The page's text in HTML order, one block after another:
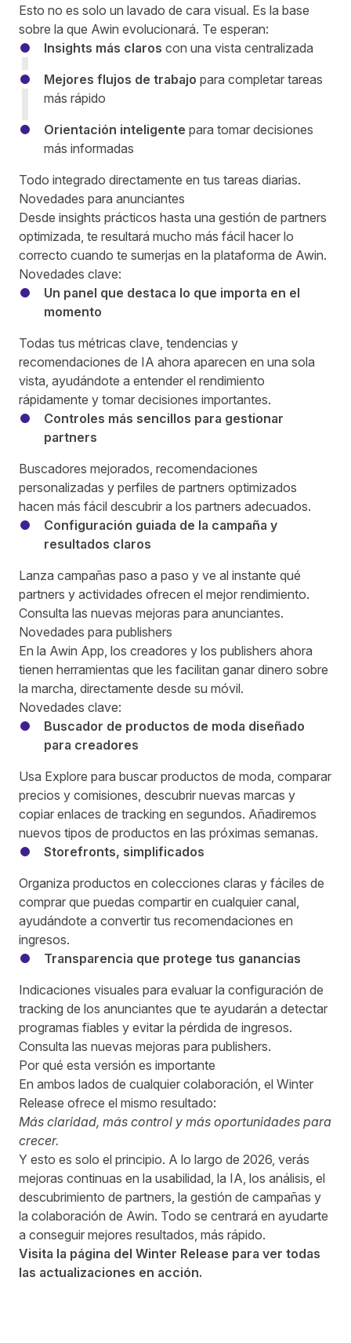
Esto no es solo un lavado de cara visual. Es la base
sobre la que Awin evolucionará. Te esperan:
Insights más claros con una vista centralizada
Mejores flujos de trabajo para completar tareas
más rápido
Orientación inteligente para tomar decisiones
más informadas
Todo integrado directamente en tus tareas diarias.
Novedades para anunciantes
Desde insights prácticos hasta una gestión de partners
optimizada, te resultará mucho más fácil hacer lo
correcto cuando te sumerjas en la plataforma de Awin.
Novedades clave:
Un panel que destaca lo que importa en el
momento
Todas tus métricas clave, tendencias y
recomendaciones de IA ahora aparecen en una sola
vista, ayudándote a entender el rendimiento
rápidamente y tomar decisiones importantes.
Controles más sencillos para gestionar
partners
Buscadores mejorados, recomendaciones
personalizadas y perfiles de partners optimizados
hacen más fácil descubrir a los partners adecuados.
Configuración guiada de la campaña y
resultados claros
Lanza campañas paso a paso y ve al instante qué
partners y actividades ofrecen el mejor rendimiento.
Consulta las nuevas mejoras para anunciantes.
Novedades para publishers
En la Awin App, los creadores y los publishers ahora
tienen herramientas que les facilitan ganar dinero sobre
la marcha, directamente desde su móvil.
Novedades clave:
Buscador de productos de moda diseñado
para creadores
Usa Explore para buscar productos de moda, comparar
precios y comisiones, descubrir nuevas marcas y
copiar enlaces de tracking en segundos. Añadiremos
nuevos tipos de productos en las próximas semanas.
Storefronts, simplificados
Organiza productos en colecciones claras y fáciles de
comprar que puedas compartir en cualquier canal,
ayudándote a convertir tus recomendaciones en
ingresos.
Transparencia que protege tus ganancias
Indicaciones visuales para evaluar la configuración de
tracking de los anunciantes que te ayudarán a detectar
programas fiables y evitar la pérdida de ingresos.
Consulta las nuevas mejoras para publishers.
Por qué esta versión es importante
En ambos lados de cualquier colaboración, el Winter
Release ofrece el mismo resultado:
Más claridad, más control y más oportunidades para
crecer.
Y esto es solo el principio. A lo largo de 2026, verás
mejoras continuas en la usabilidad, la IA, los análisis, el
descubrimiento de partners, la gestión de campañas y
la colaboración de Awin. Todo se centrará en ayudarte
a conseguir mejores resultados, más rápido.
Visita la página del Winter Release para ver todas
las actualizaciones en acción.